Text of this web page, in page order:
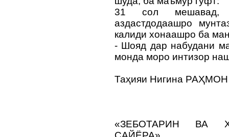
31 сол мешавад,
аздастдодаашро
калиди хонаашро ба
- Шояд дар набудани
монда моро интизор
Таҳияи Нигина РАҲМОН
«ЗЕБОТАРИН ВА